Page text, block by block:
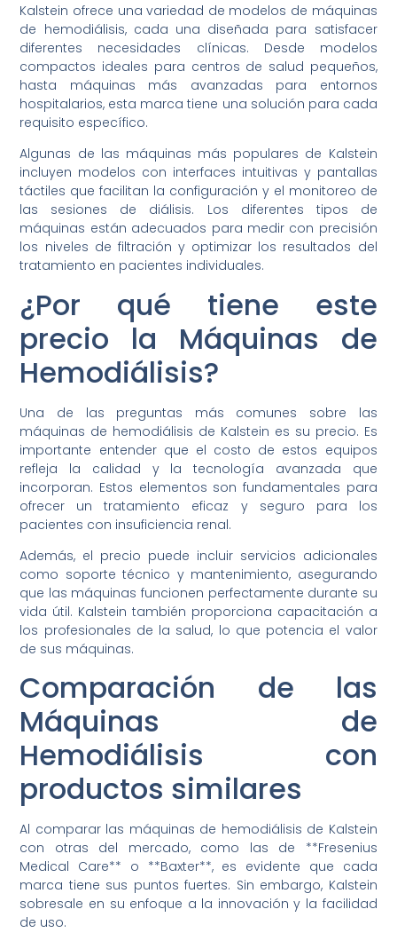
Kalstein ofrece una variedad de modelos de máquinas
de hemodiálisis, cada una diseñada para satisfacer
diferentes necesidades clínicas. Desde modelos
compactos ideales para centros de salud pequeños,
hasta máquinas más avanzadas para entornos
hospitalarios, esta marca tiene una solución para cada
requisito específico.
Algunas de las máquinas más populares de Kalstein
incluyen modelos con interfaces intuitivas y pantallas
táctiles que facilitan la configuración y el monitoreo de
las sesiones de diálisis. Los diferentes tipos de
máquinas están adecuados para medir con precisión
los niveles de filtración y optimizar los resultados del
tratamiento en pacientes individuales.
¿Por qué tiene este
precio la Máquinas de
Hemodiálisis?
Una de las preguntas más comunes sobre las
máquinas de hemodiálisis de Kalstein es su precio. Es
importante entender que el costo de estos equipos
refleja la calidad y la tecnología avanzada que
incorporan. Estos elementos son fundamentales para
ofrecer un tratamiento eficaz y seguro para los
pacientes con insuficiencia renal.
Además, el precio puede incluir servicios adicionales
como soporte técnico y mantenimiento, asegurando
que las máquinas funcionen perfectamente durante su
vida útil. Kalstein también proporciona capacitación a
los profesionales de la salud, lo que potencia el valor
de sus máquinas.
Comparación de las
Máquinas de
Hemodiálisis con
productos similares
Al comparar las máquinas de hemodiálisis de Kalstein
con otras del mercado, como las de **Fresenius
Medical Care** o **Baxter**, es evidente que cada
marca tiene sus puntos fuertes. Sin embargo, Kalstein
sobresale en su enfoque a la innovación y la facilidad
de uso.